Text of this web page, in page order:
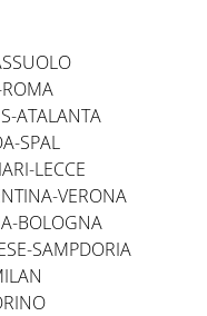
ATALANTA
SPAL
LECCE
VERONA
BOLOGNA
SAMPDORIA